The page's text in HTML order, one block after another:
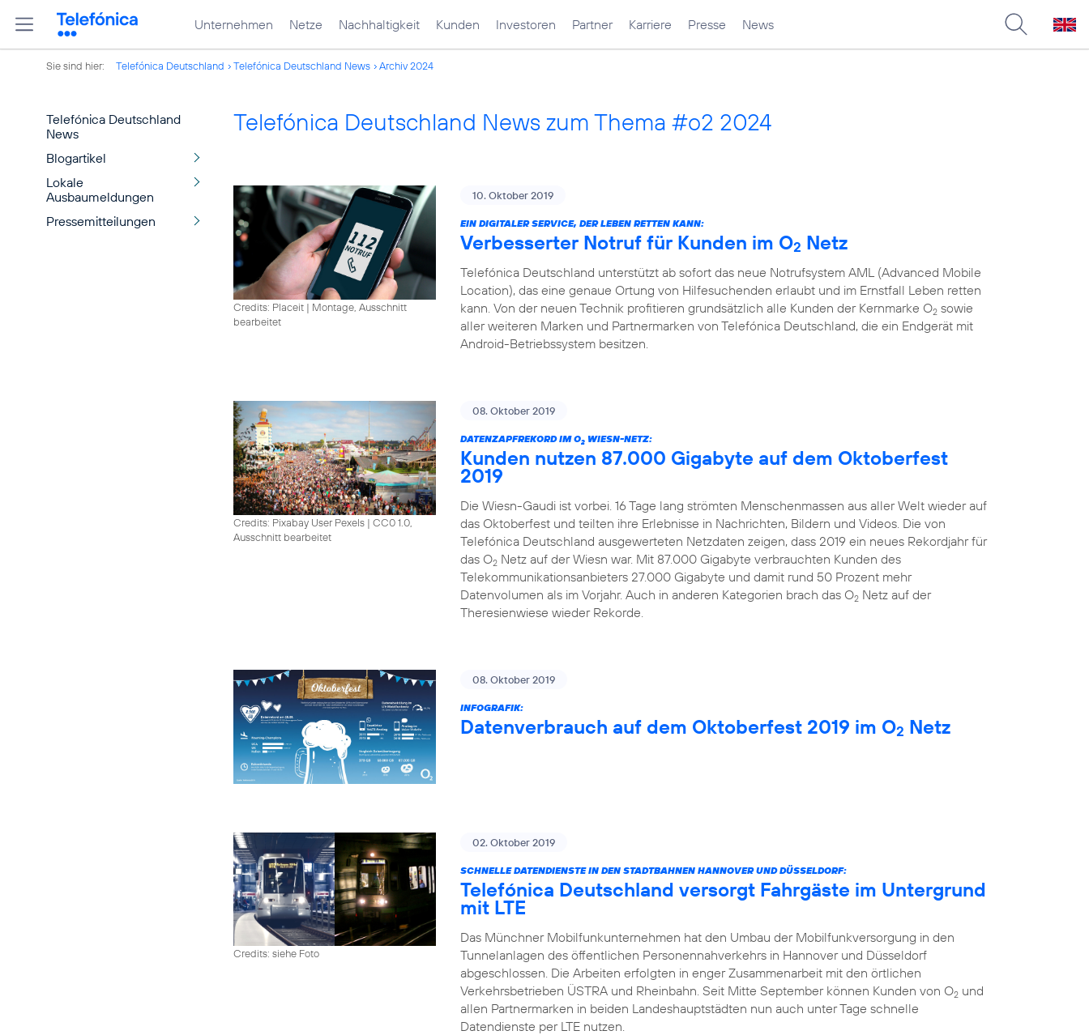
Unternehmen Netze Nachhaltigkeit Kunden Investoren Partner Karriere Presse News
Sie sind hier: Telefónica Deutschland Telefónica Deutschland News Archiv 2024
Telefónica Deutschland
News
Blogartikel
Lokale
Ausbaumeldungen
Pressemitteilungen
Telefónica Deutschland News zum Thema #o2 2024
Credits: Placeit | Montage, Ausschnitt
bearbeitet
10. Oktober 2019
EIN DIGITALER SERVICE, DER LEBEN RETTEN KANN:
Verbesserter Notruf für Kunden im O2 Netz
Telefónica Deutschland unterstützt ab sofort das neue Notrufsystem AML (Advanced Mobile
Location), das eine genaue Ortung von Hilfesuchenden erlaubt und im Ernstfall Leben retten
kann. Von der neuen Technik profitieren grundsätzlich alle Kunden der Kernmarke O2 sowie
aller weiteren Marken und Partnermarken von Telefónica Deutschland, die ein Endgerät mit
Android-Betriebssystem besitzen.
Credits: Pixabay User Pexels | CC0 1.0,
Ausschnitt bearbeitet
08. Oktober 2019
DATENZAPFREKORD IM O2 WIESN-NETZ:
Kunden nutzen 87.000 Gigabyte auf dem Oktoberfest
2019
Die Wiesn-Gaudi ist vorbei. 16 Tage lang strömten Menschenmassen aus aller Welt wieder auf
das Oktoberfest und teilten ihre Erlebnisse in Nachrichten, Bildern und Videos. Die von
Telefónica Deutschland ausgewerteten Netzdaten zeigen, dass 2019 ein neues Rekordjahr für
das O2 Netz auf der Wiesn war. Mit 87.000 Gigabyte verbrauchten Kunden des
Telekommunikationsanbieters 27.000 Gigabyte und damit rund 50 Prozent mehr
Datenvolumen als im Vorjahr. Auch in anderen Kategorien brach das O2 Netz auf der
Theresienwiese wieder Rekorde.
08. Oktober 2019
INFOGRAFIK:
Datenverbrauch auf dem Oktoberfest 2019 im O2 Netz
Credits: siehe Foto
02. Oktober 2019
SCHNELLE DATENDIENSTE IN DEN STADTBAHNEN HANNOVER UND DÜSSELDORF:
Telefónica Deutschland versorgt Fahrgäste im Untergrund
mit LTE
Das Münchner Mobilfunkunternehmen hat den Umbau der Mobilfunkversorgung in den
Tunnelanlagen des öffentlichen Personennahverkehrs in Hannover und Düsseldorf
abgeschlossen. Die Arbeiten erfolgten in enger Zusammenarbeit mit den örtlichen
Verkehrsbetrieben ÜSTRA und Rheinbahn. Seit Mitte September können Kunden von O2 und
allen Partnermarken in beiden Landeshauptstädten nun auch unter Tage schnelle
Datendienste per LTE nutzen.